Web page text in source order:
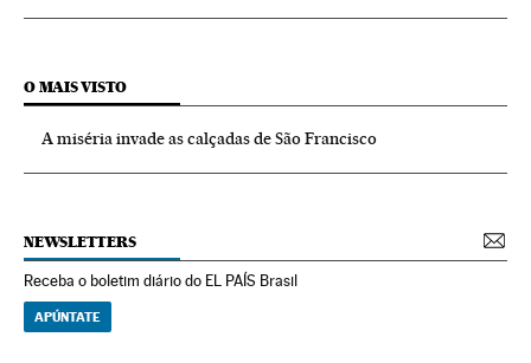
O MAIS VISTO
A miséria invade as calçadas de São Francisco
NEWSLETTERS
Receba o boletim diário do EL PAÍS Brasil
APÚNTATE